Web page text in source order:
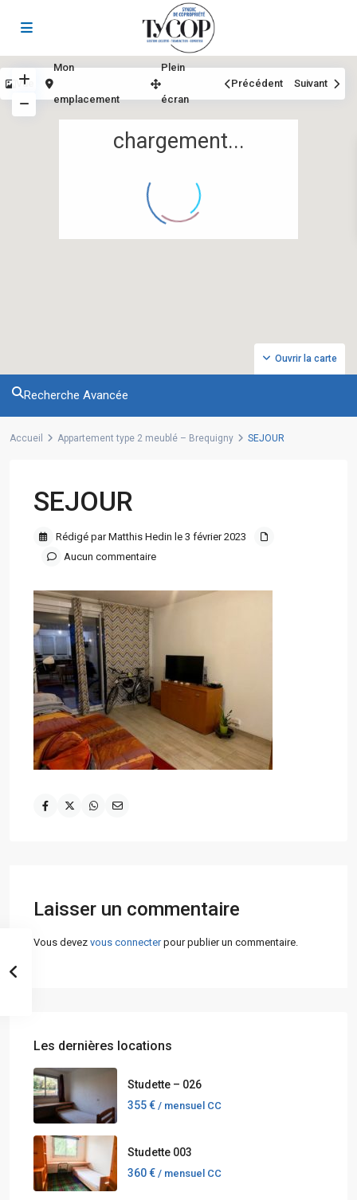
chargement...
Ouvrir la carte
Vue
Mon
emplacement
Plein
écran
Précédent Suivant
Recherche Avancée
Accueil Appartement type 2 meublé – Brequigny SEJOUR
SEJOUR
Rédigé par Matthis Hedin le 3 février 2023
Aucun commentaire
Laisser un commentaire
Vous devez vous connecterpour publier un commentaire.
Les dernières locations
Studette – 026
355 € / mensuel CC
Studette 003
360 € / mensuel CC